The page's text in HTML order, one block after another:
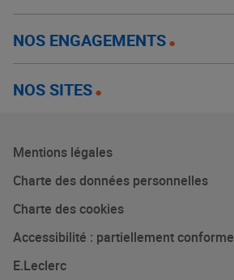
NOS ENGAGEMENTS
NOS SITES
Mentions légales
Charte des données personnelles
Charte des cookies
Accessibilité : partiellement conforme
E.Leclerc